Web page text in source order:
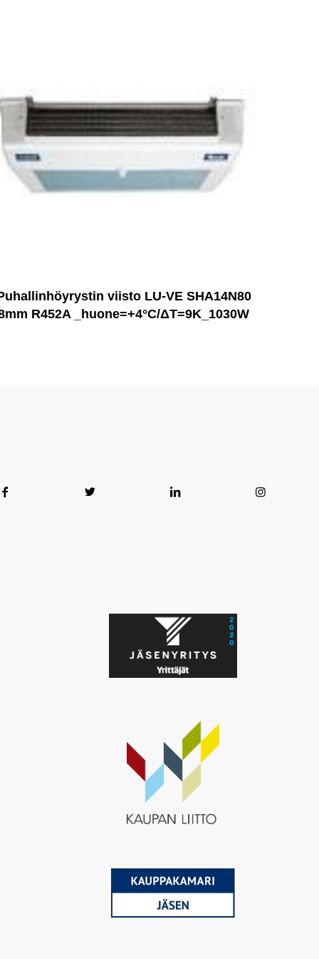
viisto LU-VE SHA14N80
R452A _huone=+4°C/ΔT=9K_1030W